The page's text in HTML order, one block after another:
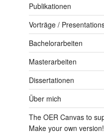
Publikationen
Vorträge /
Bachelorarbeiten
Masterarbeiten
Dissertationen
Über mich
The OER Canvas to
Make your own